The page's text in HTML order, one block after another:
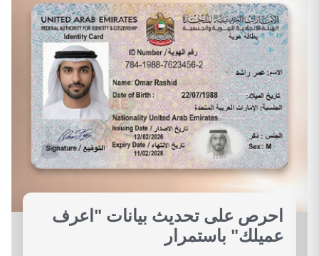
احرص على تحديث بيانات "اعرف
عميلك" باستمرار